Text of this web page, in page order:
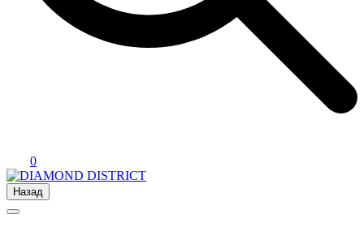
0
Назад